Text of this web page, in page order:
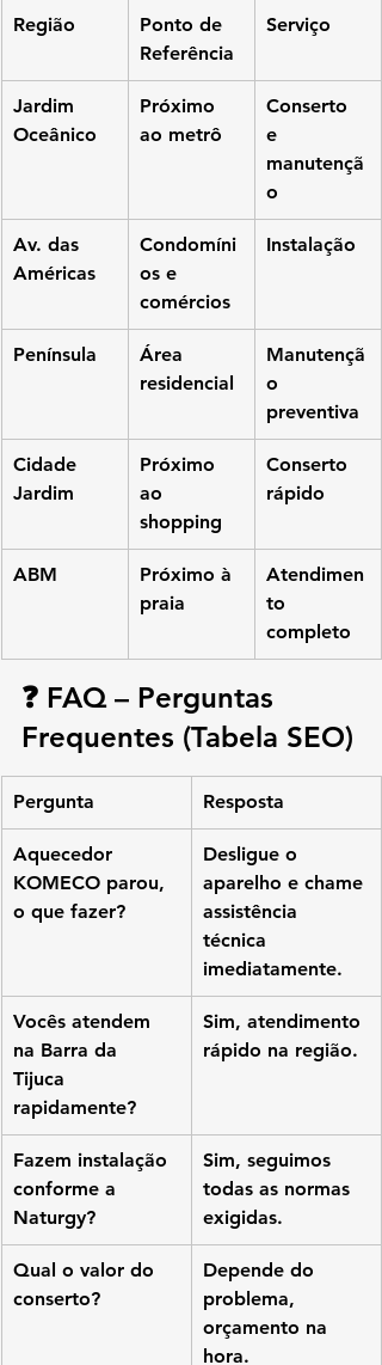
Região
Ponto de
Referência
Serviço
Jardim
Oceânico
Próximo
ao metrô
Conserto
e
manutençã
o
Av. das
Américas
Condomíni
os e
comércios
Instalação
Península
Área
residencial
Manutençã
o
preventiva
Cidade
Jardim
Próximo
ao
shopping
Conserto
rápido
ABM
Próximo à
praia
Atendimen
to
completo
❓ FAQ – Perguntas
Frequentes (Tabela SEO)
Pergunta Resposta
Aquecedor
KOMECO parou,
o que fazer?
Desligue o
aparelho e chame
assistência
técnica
imediatamente.
Vocês atendem
na Barra da
Tijuca
rapidamente?
Sim, atendimento
rápido na região.
Fazem instalação
conforme a
Naturgy?
Sim, seguimos
todas as normas
exigidas.
Qual o valor do
conserto?
Depende do
problema,
orçamento na
hora.